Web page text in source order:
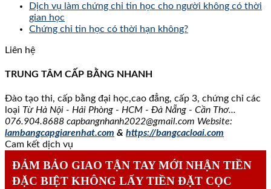
Dịch vụ làm chứng chỉ tin học cho người không có thời
gian học
Chứng chỉ tin học có thời hạn không?
Liên hệ
TRUNG TÂM CẤP BẰNG NHANH
Đào tạo thi, cấp bằng đại học,cao đẳng, cấp 3, chứng chỉ các
loại Từ Hà Nội - Hải Phòng - HCM - Đà Nẵng - Cần Thơ...
076.904.8688 capbangnhanh2022@gmail.com Website:
lambangcapgiarenhat.com & https://bangcacloai.com
Cam kết dịch vụ
ĐẢM BẢO GIAO TẬN TAY MỚI NHẬN TIỀN
ĐẶC BIỆT KHÔNG LẤY TIỀN ĐẶT CỌC